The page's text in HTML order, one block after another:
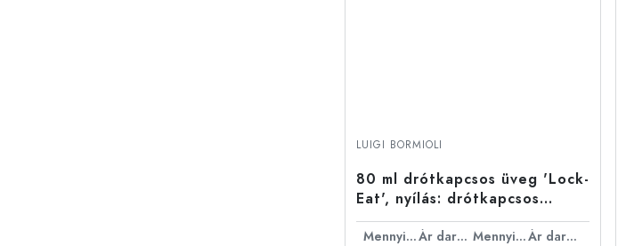
LUIGI BORMIOLI
80 ml drótkapcsos üveg 'Lock-
Eat', nyílás: drótkapcsos
záróelem
Mennyiség Ár darabonként Mennyiség
Ár darabonként